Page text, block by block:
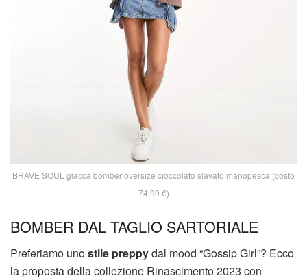
BRAVE SOUL giacca bomber oversize cioccolato slavato manopesca (costo
74,99 €)
BOMBER DAL TAGLIO SARTORIALE
Preferiamo unostile preppydal mood “Gossip Girl”? Ecco
la proposta della collezione Rinascimento 2023 con